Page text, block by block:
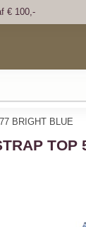
€ 100,-
BRIGHT BLUE
TOP